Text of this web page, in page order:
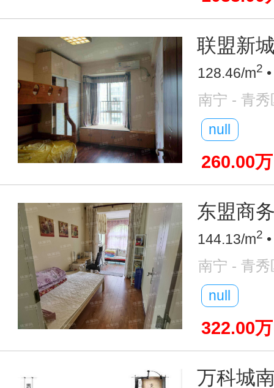
联盟新
128.46/m2
南宁 - 青秀
null
260.00万
东盟商
144.13/m2
南宁 - 青秀
null
322.00万
万科城